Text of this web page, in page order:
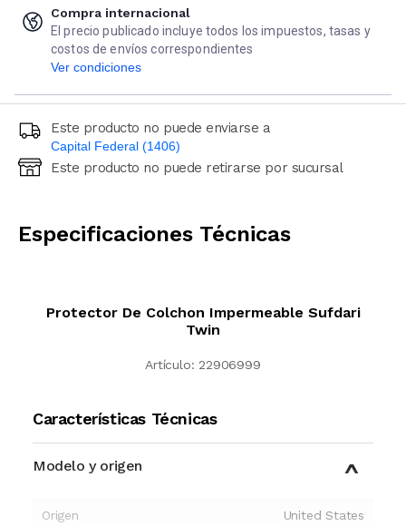
Compra internacional
El precio publicado incluye todos los impuestos, tasas y
costos de envíos correspondientes
Ver condiciones
Este producto no puede enviarse a
Capital Federal (1406)
Ingresá código postal (sólo números)
Este producto no puede retirarse por sucursal
Especificaciones Técnicas
Protector De Colchon Impermeable Sufdari
Twin
Artículo: 22906999
Características Técnicas
Modelo y origen
Origen United States